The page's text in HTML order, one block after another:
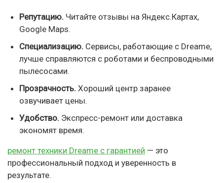
Репутацию. Читайте отзывы на Яндекс.Картах,
Google Maps.
Специализацию. Сервисы, работающие с Dreame,
лучше справляются с роботами и беспроводными
пылесосами.
Прозрачность. Хороший центр заранее
озвучивает цены.
Удобство. Экспресс-ремонт или доставка
экономят время.
ремонт техники Dreame с гарантией — это
профессиональный подход и уверенность в
результате.